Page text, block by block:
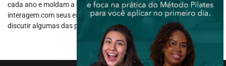
cada ano e moldam a maneira como as pessoas assistem, jogam e
interagem com seus esportes favoritos. Neste artigo, vamos
discutir algumas das principais...